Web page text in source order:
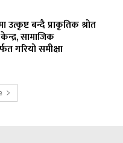
उत्कृष्ट बन्दै प्राकृतिक श्रोत
सामाजिक
गरियो समीक्षा